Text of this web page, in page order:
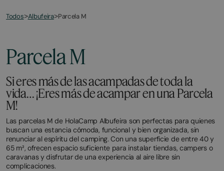
Todos>Albufeira>Parcela M
Parcela M
Si eres más de las acampadas de toda la
vida… ¡Eres más de acampar en una Parcela
M!
Las parcelas M de HolaCamp Albufeira son perfectas para quienes
buscan una estancia cómoda, funcional y bien organizada, sin
renunciar al espíritu del camping. Con una superficie de entre 40 y
65 m², ofrecen espacio suficiente para instalar tiendas, campers o
caravanas y disfrutar de una experiencia al aire libre sin
complicaciones.